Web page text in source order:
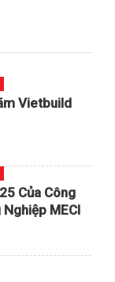
Vietbuild
Của Công
Nghiệp MECI